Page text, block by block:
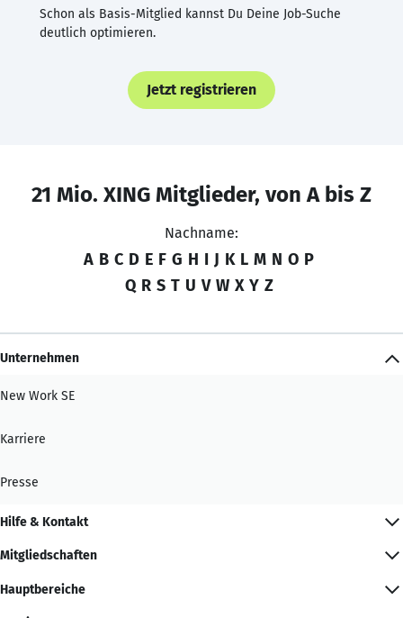
Schon als Basis-Mitglied kannst Du Deine Job-Suche
deutlich optimieren.
Jetzt registrieren
21 Mio. XING Mitglieder, von A bis Z
Nachname:
A B C D E F G H I J K L M N O P
Q R S T U V W X Y Z
Unternehmen
New Work SE
Karriere
Presse
Hilfe & Kontakt
Mitgliedschaften
Hauptbereiche